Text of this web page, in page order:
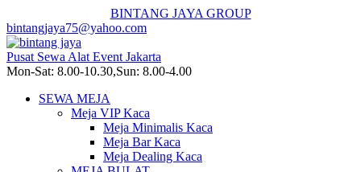
BINTANG JAYA GROUP
bintangjaya75@yahoo.com
Pusat Sewa Alat Event Jakarta
Mon-Sat: 8.00-10.30,Sun: 8.00-4.00
SEWA MEJA
Meja VIP Kaca
Meja Minimalis Kaca
Meja Bar Kaca
Meja Dealing Kaca